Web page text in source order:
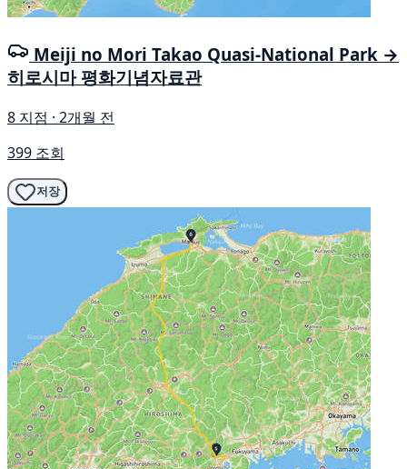
Meiji no Mori Takao Quasi-National Park →
히로시마 평화기념자료관
8 지점 · 2개월 전
399 조회
저장